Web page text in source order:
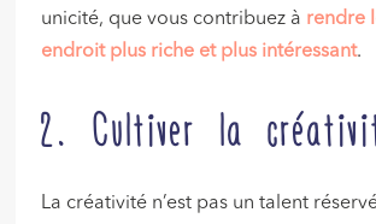
unicité, que vous contribuez à rendre
endroit plus riche et plus intéressant.
2. Cultiver la
La créativité n’est pas un talent